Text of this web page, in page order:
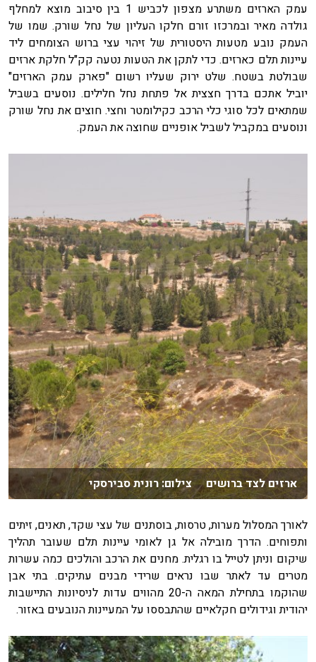
עמק הארזים משתרע מצפון לכביש 1 בין סיבוב מוצא למחלף
גולדה מאיר ובמרכזו זורם חלקו העליון של נחל שורק. שמו של
העמק נובע מטעות היסטורית של זיהוי עצי ברוש הצומחים ליד
עיינות תלם כארזים. כדי לתקן את הטעות נטעה קק"ל חלקת ארזים
שבולטת בשטח. שלט ירוק שעליו רשום "פארק עמק הארזים"
יוביל אתכם בדרך חצצית אל פתחת נחל חלילים. נוסעים בשביל
שמתאים לכל סוגי כלי הרכב כקילומטר וחצי. חוצים את נחל שורק
ונוסעים במקביל לשביל אופניים שחוצה את העמק.
ארזים לצד ברושים צילום: רונית סבירסקי
לאורך המסלול מערות, טרסות, בוסתנים של עצי שקד, תאנים, זיתים
ותפוחים. הדרך מובילה אל גן לאומי עיינות תלם שעובר תהליך
שיקום וניתן לטייל בו רגלית. מחנים את הרכב והולכים כמה עשרות
מטרים עד לאתר שבו נראים שרידי מבנים עתיקים. בתי אבן
שהוקמו בתחילת המאה ה-20 מהווים עדות לניסיונות התיישבות
יהודית וגידולים חקלאיים שהתבססו על המעיינות הנובעים באזור.